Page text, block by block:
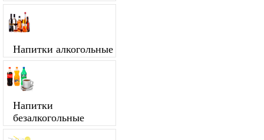
Напитки алкогольные
Напитки
безалкогольные